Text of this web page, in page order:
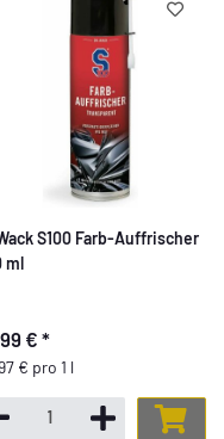
S100 Farb-Auffrischer
ml
€ *
€ pro 1 l